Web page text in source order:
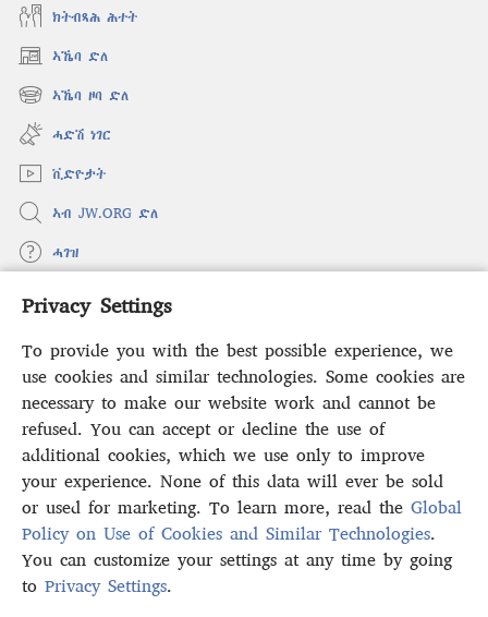
Privacy Settings
To provide you with the best possible experience, we
use cookies and similar technologies. Some cookies are
necessary to make our website work and cannot be
refused. You can accept or decline the use of
additional cookies, which we use only to improve
your experience. None of this data will ever be sold
or used for marketing. To learn more, read the Global
Policy on Use of Cookies and Similar Technologies
You can customize your settings at any time by going
to Privacy Settings
ክትብጻሕ ሕተት
ኣኼባ ድለ
(opens
new
window)
ኣኼባ ዞባ ድለ
(opens
new
window)
ሓድሽ ነገር
ቪድዮታት
ኣብ JW.ORG ድለ
ሓገዝ
ወፈያ
(opens
window)
ቤተ መጻሕፍቲ ኢንተርነት ግምቢ ዘብዐኛ
(opens
new
window)JW Hub ®
(opens
new
ኣፕሊኬሽንJW Library
Copyright © 2026 Watch Tower Bible and Tract Society of Pennsylvania.
ውዕል ኣጠቓቕማ |